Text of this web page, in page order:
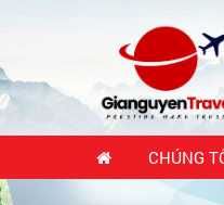
CHÚNG